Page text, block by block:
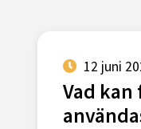
12 juni
Vad